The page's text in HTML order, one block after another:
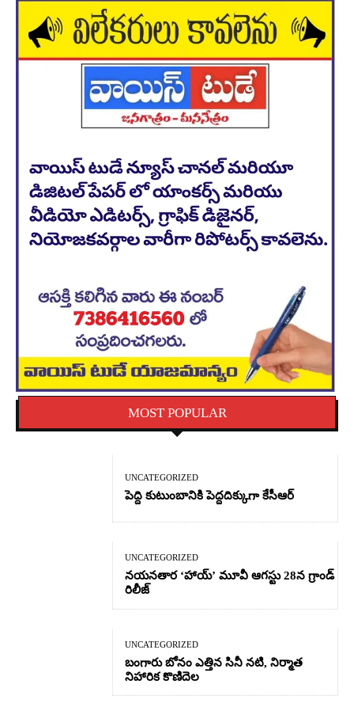
MOST POPULAR
UNCATEGORIZED
పెద్ది కుటుంబానికి పెద్దదిక్కుగా కేసీఆర్
UNCATEGORIZED
నయనతార ‘హాయ్’ మూవీ ఆగస్టు 28న గ్రాండ్
రిలీజ్
UNCATEGORIZED
బంగారు బోనం ఎత్తిన సినీ నటి, నిర్మాత
నిహారిక కొణిదెల